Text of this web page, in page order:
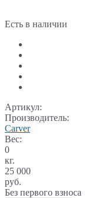
Есть в наличии
Артикул:
Производитель:
Carver
Вес:
0
кг.
25 000
руб.
Без первого взноса